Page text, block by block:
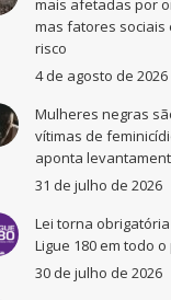
mais afetadas por
mas fatores sociais
risco
4 de agosto de 2026
Mulheres negras
vítimas de
aponta
31 de julho de 2026
Lei torna
Ligue 180 em todo o
30 de julho de 2026